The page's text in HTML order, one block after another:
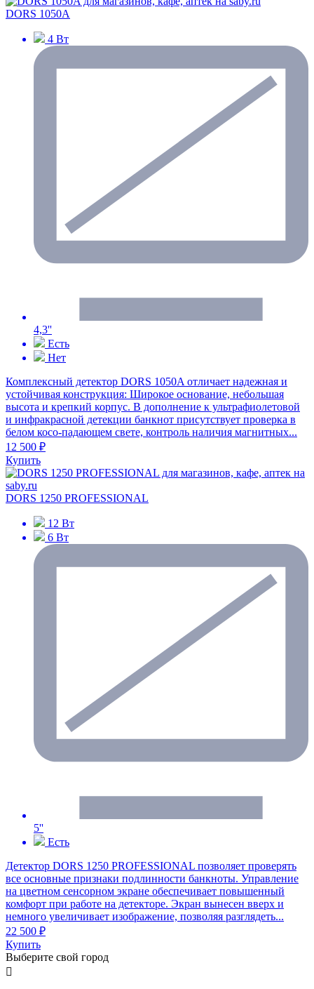
DORS 1050A
4 Вт
4,3''
Есть
Нет
Комплексный детектор DORS 1050A отличает надежная и
устойчивая конструкция: Широкое основание, небольшая
высота и крепкий корпус. В дополнение к ультрафиолетовой
и инфракрасной детекции банкнот присутствует проверка в
белом косо-падающем свете, контроль наличия магнитных...
12 500 ₽
Купить
DORS 1250 PROFESSIONAL
12 Вт
6 Вт
5''
Есть
Детектор DORS 1250 PROFESSIONAL позволяет проверять
все основные признаки подлинности банкноты. Управление
на цветном сенсорном экране обеспечивает повышенный
комфорт при работе на детекторе. Экран вынесен вверх и
немного увеличивает изображение, позволяя разглядеть...
22 500 ₽
Купить
Выберите свой город
